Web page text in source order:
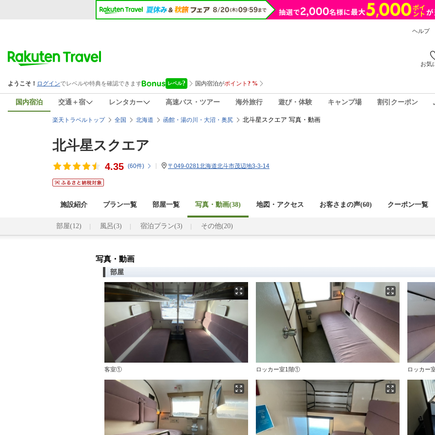
ヘルプ
お気
国内宿泊 交通＋宿 レンタカー 高速バス・ツアー 海外旅行 遊び・体験 キャンプ場 割引クーポン
楽天トラベルトップ 全国 北海道 函館・湯の川・大沼・奥尻 北斗星スクエア 写真・動画
北斗星スクエア
4.35 (60件) 〒049-0281北海道北斗市茂辺地3-3-14
施設紹介 プラン一覧 部屋一覧 写真・動画(38) 地図・アクセス お客さまの声(60) クーポン一覧
部屋(12) 風呂(3) 宿泊プラン(3) その他(20)
写真・動画
部屋
客室① ロッカー室1階① ロッカー